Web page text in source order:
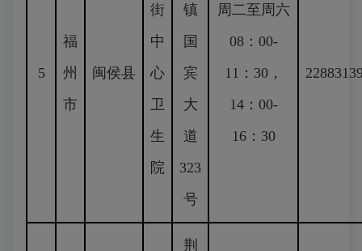
5
福
州
市
闽侯县
街
中
心
卫
生
院
镇
国
宾
大
道
323
号
周二至周六
08：00-
11：30，
14：00-
16：30
荆